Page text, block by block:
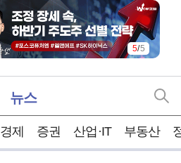
5/5
뉴스
경제 증권 산업·IT 부동산